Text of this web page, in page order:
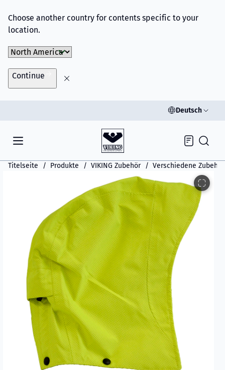
Choose another country for contents specific to your
location.
Choose Market
Continue
Deutsch
Inquiry
Titelseite Produkte VIKING Zubehör Verschiedene